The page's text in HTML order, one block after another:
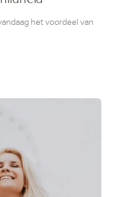
het voordeel van